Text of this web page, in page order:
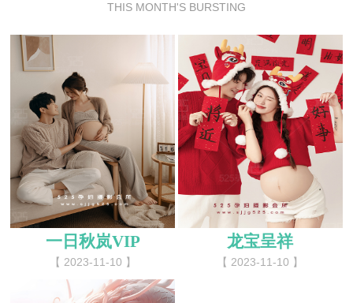
THIS MONTH'S BURSTING
一日秋岚VIP
【 2023-11-10 】
龙宝呈祥
【 2023-11-10 】